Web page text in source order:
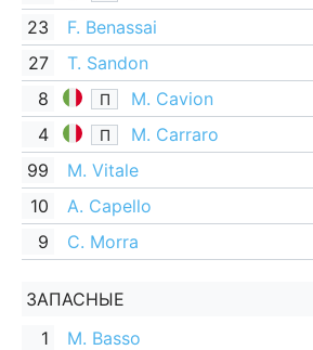
23 F. Benassai
27 T. Sandon
8 П M. Cavion
4 П M. Carraro
99 M. Vitale
10 A. Capello
9 C. Morra
ЗАПАСНЫЕ
1
M. Basso